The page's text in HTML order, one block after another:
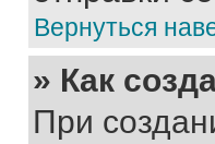
Вернуться
» Как
При